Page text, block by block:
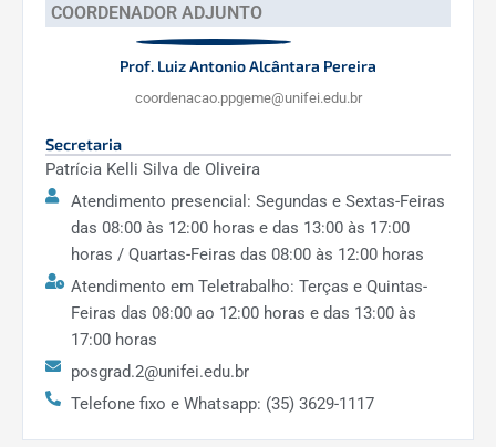
COORDENADOR ADJUNTO
Prof. Luiz Antonio Alcântara Pereira
coordenacao.ppgeme@unifei.edu.br
Secretaria
Patrícia Kelli Silva de Oliveira
Atendimento presencial: Segundas e Sextas-Feiras
das 08:00 às 12:00 horas e das 13:00 às 17:00
horas / Quartas-Feiras das 08:00 às 12:00 horas
Atendimento em Teletrabalho: Terças e Quintas-
Feiras das 08:00 ao 12:00 horas e das 13:00 às
17:00 horas
posgrad.2@unifei.edu.br
Telefone fixo e Whatsapp: (35) 3629-1117